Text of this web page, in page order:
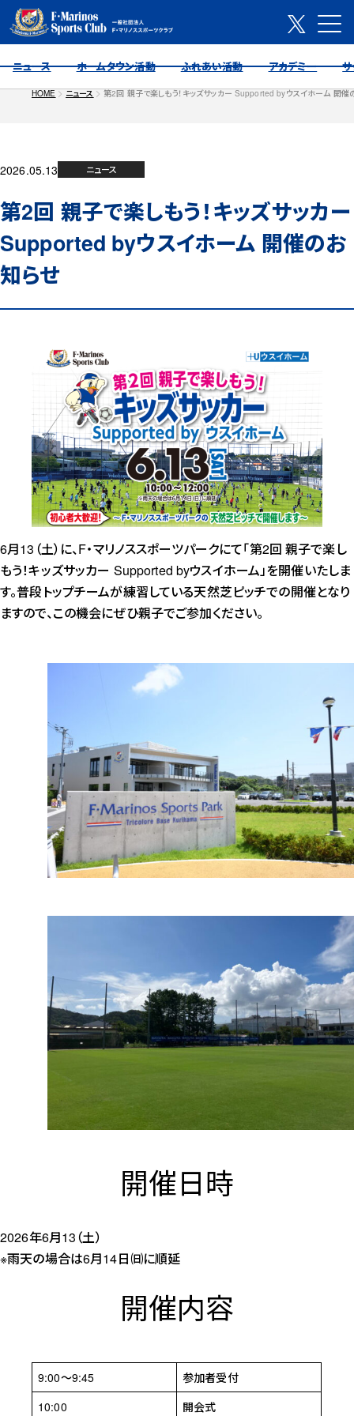
ニュース ホームタウン活動 ふれあい活動 アカデミー
HOME ニュース 第2回 親子で楽しもう！キッズサッカー Supported byウスイホーム 開催
2026.05.13 ニュース
第2回 親子で楽しもう！キッズサッカー
Supported byウスイホーム 開催のお
知らせ
6月13（土）に、F・マリノススポーツパークにて「第2回 親子で楽し
もう！キッズサッカー Supported byウスイホーム」を開催いたしま
す。普段トップチームが練習している天然芝ピッチでの開催となり
ますので、この機会にぜひ親子でご参加ください。
開催日時
2026年6月13（土）
※雨天の場合は6月14日㈰に順延
開催内容
9:00～9:45
参加者受付
10:00
開会式